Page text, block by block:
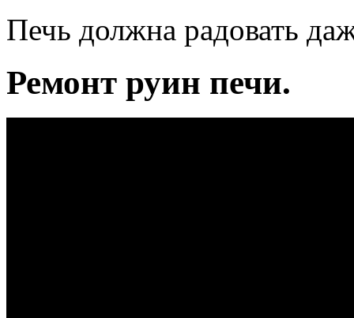
Печь должна радовать
Ремонт руин печи.